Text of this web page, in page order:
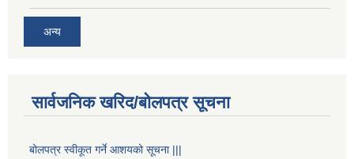
अन्य
सार्वजनिक खरिद/बोलपत्र सूचना
बोलपत्र स्वीकूत गर्ने आशयको सूचना |||